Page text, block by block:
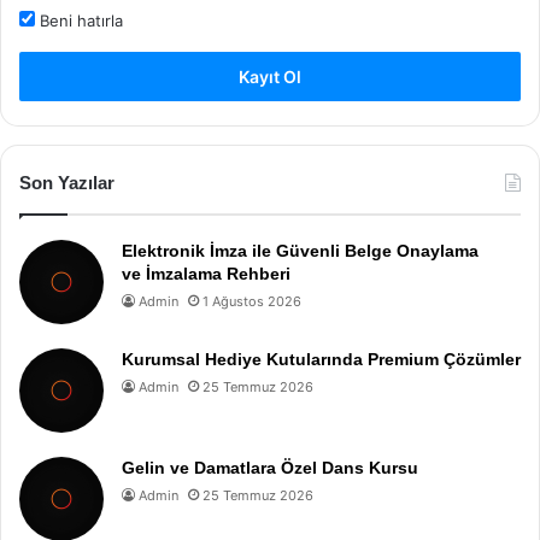
Beni hatırla
Kayıt Ol
Son Yazılar
Elektronik İmza ile Güvenli Belge Onaylama
ve İmzalama Rehberi
Admin 1 Ağustos 2026
Kurumsal Hediye Kutularında Premium Çözümler
Admin 25 Temmuz 2026
Gelin ve Damatlara Özel Dans Kursu
Admin 25 Temmuz 2026